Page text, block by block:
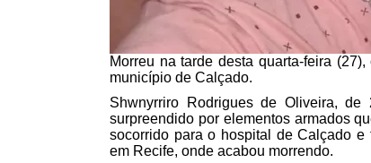
Morreu na tarde desta quarta-feira
município de Calçado.
Shwnyrriro Rodrigues de Oliveira,
surpreendido por elementos armados
socorrido para o hospital de Calçado
em Recife, onde acabou morrendo.